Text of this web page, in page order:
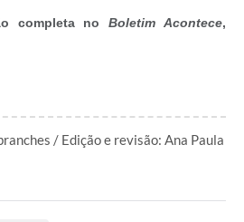
completa no Boletim Acontece,
/ Edição e revisão: Ana Paula